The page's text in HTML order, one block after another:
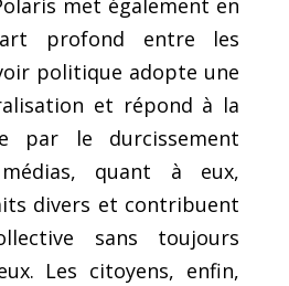
met également en
profond entre les
politique adopte une
et répond à la
par le durcissement
quant à eux,
divers et contribuent
sans toujours
Les citoyens, enfin,